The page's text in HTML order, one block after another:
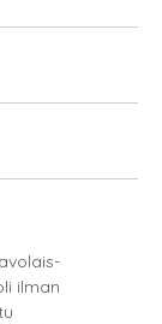
ilman